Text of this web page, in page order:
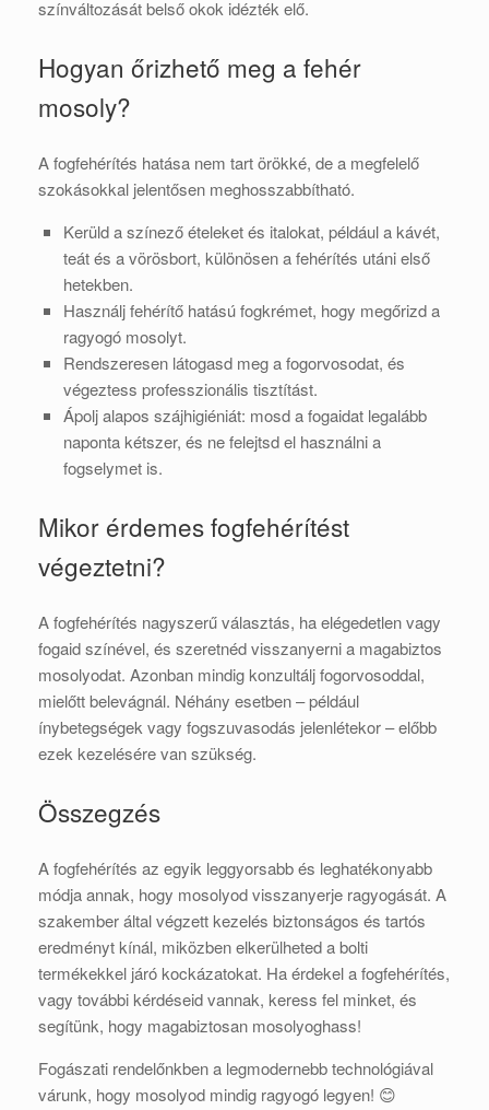
színváltozását belső okok idézték elő.
Hogyan őrizhető meg a fehér
mosoly?
A fogfehérítés hatása nem tart örökké, de a megfelelő
szokásokkal jelentősen meghosszabbítható.
Kerüld a színező ételeket és italokat, például a kávét,
teát és a vörösbort, különösen a fehérítés utáni első
hetekben.
Használj fehérítő hatású fogkrémet, hogy megőrizd a
ragyogó mosolyt.
Rendszeresen látogasd meg a fogorvosodat, és
végeztess professzionális tisztítást.
Ápolj alapos szájhigiéniát: mosd a fogaidat legalább
naponta kétszer, és ne felejtsd el használni a
fogselymet is.
Mikor érdemes fogfehérítést
végeztetni?
A fogfehérítés nagyszerű választás, ha elégedetlen vagy
fogaid színével, és szeretnéd visszanyerni a magabiztos
mosolyodat. Azonban mindig konzultálj fogorvosoddal,
mielőtt belevágnál. Néhány esetben – például
ínybetegségek vagy fogszuvasodás jelenlétekor – előbb
ezek kezelésére van szükség.
Összegzés
A fogfehérítés az egyik leggyorsabb és leghatékonyabb
módja annak, hogy mosolyod visszanyerje ragyogását. A
szakember által végzett kezelés biztonságos és tartós
eredményt kínál, miközben elkerülheted a bolti
termékekkel járó kockázatokat. Ha érdekel a fogfehérítés,
vagy további kérdéseid vannak, keress fel minket, és
segítünk, hogy magabiztosan mosolyoghass!
Fogászati rendelőnkben a legmodernebb technológiával
várunk, hogy mosolyod mindig ragyogó legyen! 😊